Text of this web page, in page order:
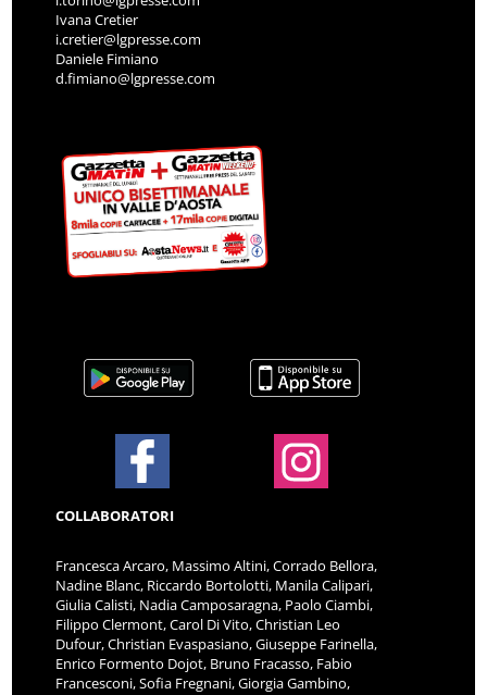
Ivana Cretier
i.cretier@lgpresse.com
Daniele Fimiano
d.fimiano@lgpresse.com
COLLABORATORI
Francesca Arcaro, Massimo Altini, Corrado Bellora,
Nadine Blanc, Riccardo Bortolotti, Manila Calipari,
Giulia Calisti, Nadia Camposaragna, Paolo Ciambi,
Filippo Clermont, Carol Di Vito, Christian Leo
Dufour, Christian Evaspasiano, Giuseppe Farinella,
Enrico Formento Dojot, Bruno Fracasso, Fabio
Francesconi, Sofia Fregnani, Giorgia Gambino,